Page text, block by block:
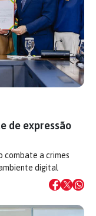
de expressão
combate a crimes
digital